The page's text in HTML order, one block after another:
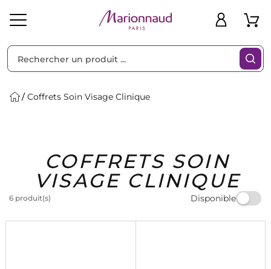
Solaire Homme Marques Idées
Cadeaux
Bons
Plans
Coffrets Soin Visage Clinique
COFFRETS SOIN
VISAGE CLINIQUE
6 produit(s) Disponible
Filtres